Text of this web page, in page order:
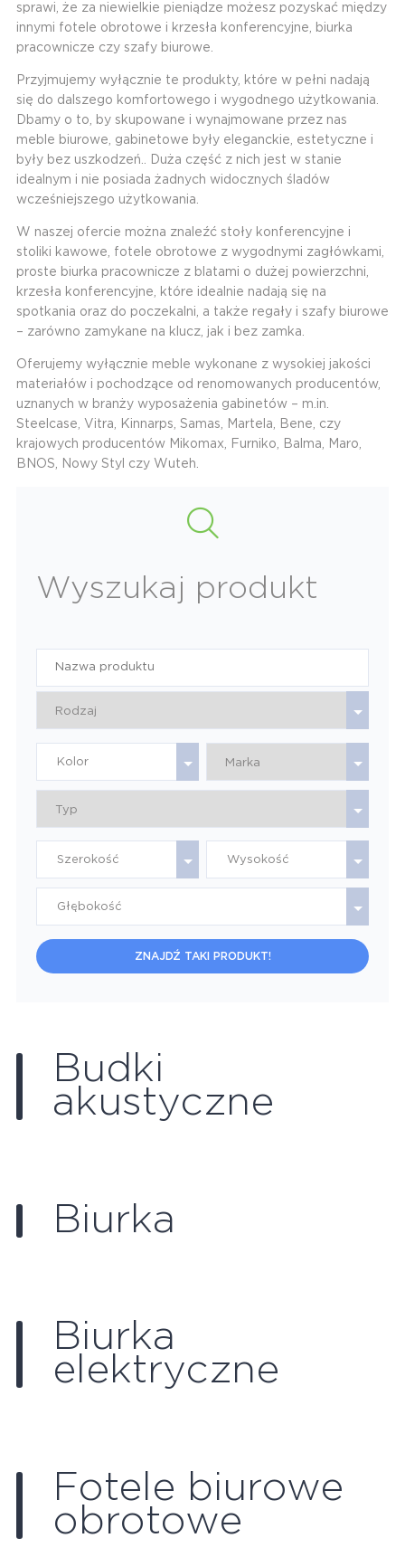
sprawi, że za niewielkie pieniądze możesz pozyskać między
innymi fotele obrotowe i krzesła konferencyjne, biurka
pracownicze czy szafy biurowe.
Przyjmujemy wyłącznie te produkty, które w pełni nadają
się do dalszego komfortowego i wygodnego użytkowania.
Dbamy o to, by skupowane i wynajmowane przez nas
meble biurowe, gabinetowe były eleganckie, estetyczne i
były bez uszkodzeń.. Duża część z nich jest w stanie
idealnym i nie posiada żadnych widocznych śladów
wcześniejszego użytkowania.
W naszej ofercie można znaleźć stoły konferencyjne i
stoliki kawowe, fotele obrotowe z wygodnymi zagłówkami,
proste biurka pracownicze z blatami o dużej powierzchni,
krzesła konferencyjne, które idealnie nadają się na
spotkania oraz do poczekalni, a także regały i szafy biurowe
– zarówno zamykane na klucz, jak i bez zamka.
Oferujemy wyłącznie meble wykonane z wysokiej jakości
materiałów i pochodzące od renomowanych producentów,
uznanych w branży wyposażenia gabinetów – m.in.
Steelcase, Vitra, Kinnarps, Samas, Martela, Bene, czy
krajowych producentów Mikomax, Furniko, Balma, Maro,
BNOS, Nowy Styl czy Wuteh.
Wyszukaj produkt
Kolor
Szerokość Wysokość
Głębokość
ZNAJDŹ TAKI PRODUKT!
Budki
akustyczne
Biurka
Biurka
elektryczne
Fotele biurowe
obrotowe